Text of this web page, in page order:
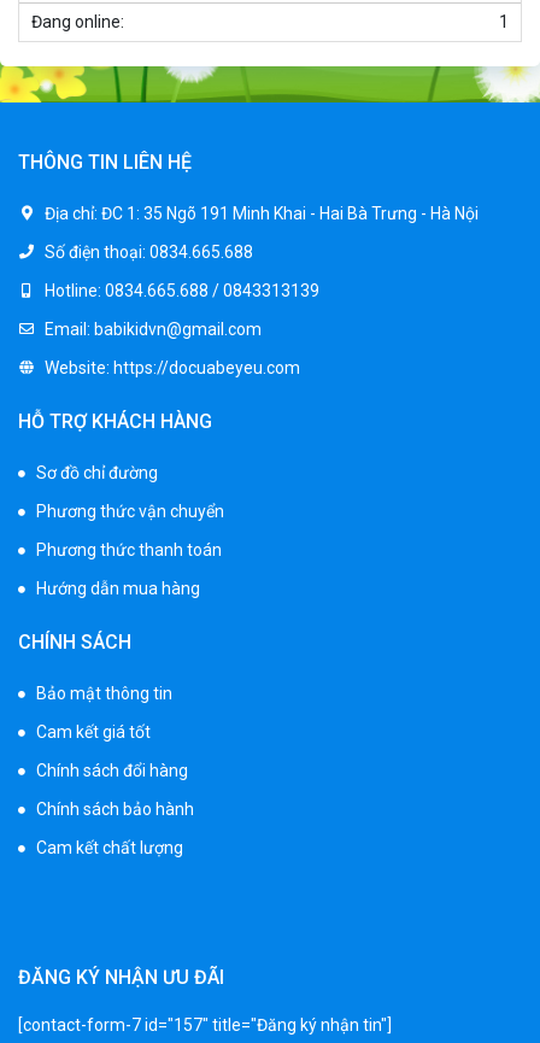
Xe ô tô điện trẻ em địa hình M666
2.400.000 ₫
Xe máy điện trẻ em BJQ-M03
1.950.000 ₫
Xe ô tô điện trẻ em BPD-702
1.530.000 ₫
520.000 ₫
750.000 ₫
Xe máy điện trẻ em vecpa XW02
1.250.000 ₫
1.250.000 ₫
1
Đang online:
THÔNG TIN LIÊN HỆ
Địa chỉ: ĐC 1: 35 Ngõ 191 Minh Khai - Hai Bà Trưng - Hà Nội
Số điện thoại: 0834.665.688
Hotline: 0834.665.688 / 0843313139
Email: babikidvn@gmail.com
Website: https://docuabeyeu.com
HỖ TRỢ KHÁCH HÀNG
Sơ đồ chỉ đường
Phương thức vận chuyển
Phương thức thanh toán
Hướng dẫn mua hàng
CHÍNH SÁCH
Bảo mật thông tin
Cam kết giá tốt
Chính sách đổi hàng
Chính sách bảo hành
Cam kết chất lượng
ĐĂNG KÝ NHẬN ƯU ĐÃI
[contact-form-7 id="157" title="Đăng ký nhận tin"]